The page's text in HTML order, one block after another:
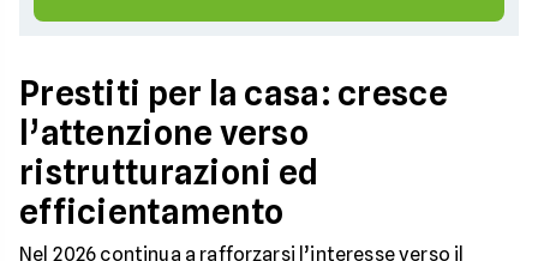
Prestiti per la casa: cresce
l’attenzione verso
ristrutturazioni ed
efficientamento
Nel 2026 continua a rafforzarsi l’interesse verso il